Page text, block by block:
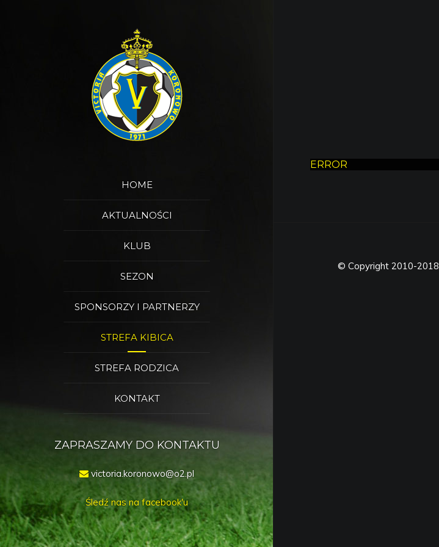
HOME
AKTUALNOŚCI
KLUB
SEZON
SPONSORZY I PARTNERZY
STREFA KIBICA
STREFA RODZICA
KONTAKT
ZAPRASZAMY DO KONTAKTU
victoria.koronowo@o2.pl
Śledź nas na facebook'u
ERROR
© Copyright 2010-2018